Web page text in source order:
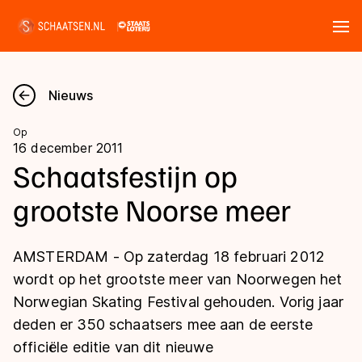
Nieuws
Kalender
Disciplines
Langebaan
Shorttrack
Inlineskaten
Uitslagen
Langebaan
Shorttrack
Marathon
Tijden & historie
Ranglijsten Langebaan
Nieuws
Op
16 december 2011
Schaatsfestijn op
grootste Noorse meer
AMSTERDAM - Op zaterdag 18 februari 2012
wordt op het grootste meer van Noorwegen het
Norwegian Skating Festival gehouden. Vorig jaar
deden er 350 schaatsers mee aan de eerste
officiële editie van dit nieuwe